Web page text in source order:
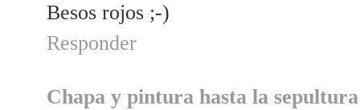
Besos rojos ;-)
Responder
Chapa y pintura hasta la sepultura